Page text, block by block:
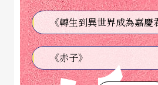
的PTFE止水膠帶，不僅成本
也方便。而名為「木賊」，或
「接骨木」等的中藥材，則是
材料，不過選號數最細的砂紙
《赤子》